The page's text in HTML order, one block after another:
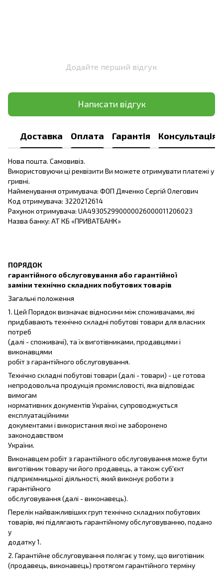
Додайте перший відгук
Написати відгук
Доставка Оплата Гарантія Консультація
Нова пошта. Самовивіз.
Використовуючи ці реквізити Ви можете отримувати платежі у
гривні.
Найменування отримувача: ФОП Дяченко Сергій Олегович
Код отримувача: 3220212614
Рахунок отримувача: UA493052990000026000011206023
Назва банку: АТ КБ «ПРИВАТБАНК»
ПОРЯДОК
гарантійного обслуговування або гарантійної
заміни технічно складних побутових товарів
Загальні положення
1. Цей Порядок визначає відносини між споживачами, які
придбавають технічно складні побутові товари для власних
потреб
(далі - споживачі), та їх виготівниками, продавцями і
виконавцями
робіт з гарантійного обслуговування.
Технічно складні побутові товари (далі - товари) - це готова
непродовольча продукція промисловості, яка відповідає
вимогам
нормативних документів України, супроводжується
експлуатаційними
документами і використання якої не заборонено
законодавством
України.
Виконавцем робіт з гарантійного обслуговування може бути
виготівник товару чи його продавець, а також суб'єкт
підприємницької діяльності, який виконує роботи з
гарантійного
обслуговування (далі - виконавець).
Перелік найважливіших груп технічно складних побутових
товарів, які підлягають гарантійному обслуговуванню, подано
у
додатку 1.
2. Гарантійне обслуговування полягає у тому, що виготівник
(продавець, виконавець) протягом гарантійного терміну